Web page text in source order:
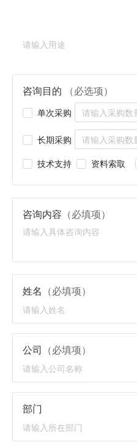
咨询目的 （必选项）
单次采购
长期采购
技术支持
资料索取
咨询内容 （必填项）
姓名 （必填项）
公司 （必填项）
部门